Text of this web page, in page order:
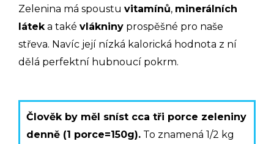
Zelenina má spoustu vitamínů, minerálních
láteka také vlákniny prospěšné pro naše
střeva. Navíc její nízká kalorická hodnota z ní
dělá perfektní hubnoucí pokrm.
Člověk by měl sníst cca tři porce zeleniny
denně (1 porce=150g). To znamená 1/2 kg